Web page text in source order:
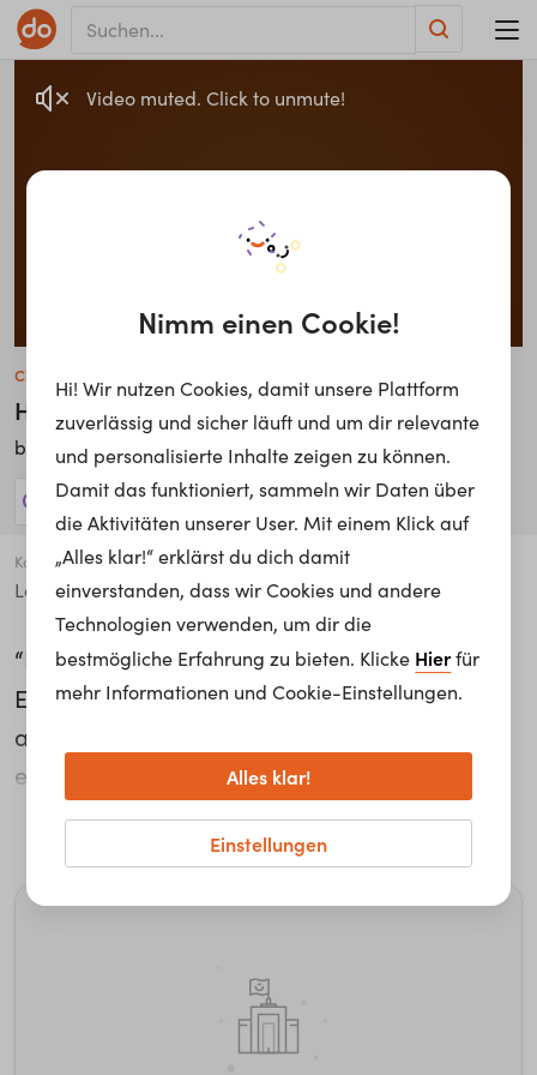
Video muted. Click to unmute!
Christian Stuchlik
Head Of Business Segment
bei SIEMENS AG Österreich
27 Jobs anzeigen!
Karriere Level
Leitende*r Angestellte*r
“Ich habe mich immer schon sehr für
Eisenbahnen interessiert.” Christian Stuchlik
absolvierte bereits während seiner Schulzeit
ein Ferialpraktikum bei Siemens. Heute ist er
als Head of Business Segment bei Siemens für
die verkehrstechnische Sicherheit von
Eisenbahnen zuständig. “Es kommt auf das
weiterlesen...
Nimm einen Cookie!
Hi! Wir nutzen Cookies, damit unsere Plattform
zuverlässig und sicher läuft und um dir relevante
und personalisierte Inhalte zeigen zu können.
Damit das funktioniert, sammeln wir Daten über
die Aktivitäten unserer User. Mit einem Klick auf
„Alles klar!“ erklärst du dich damit
einverstanden, dass wir Cookies und andere
Technologien verwenden, um dir die
bestmögliche Erfahrung zu bieten. Klicke Hierfür
mehr Informationen und Cookie-Einstellungen.
Einstellungen
Alles klar!